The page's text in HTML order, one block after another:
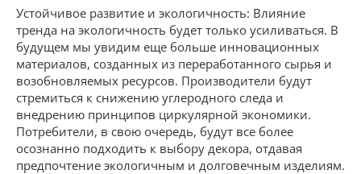
Устойчивое развитие и экологичность: Влияние
тренда на экологичность будет только усиливаться. В
будущем мы увидим еще больше инновационных
материалов, созданных из переработанного сырья и
возобновляемых ресурсов. Производители будут
стремиться к снижению углеродного следа и
внедрению принципов циркулярной экономики.
Потребители, в свою очередь, будут все более
осознанно подходить к выбору декора, отдавая
предпочтение экологичным и долговечным изделиям.